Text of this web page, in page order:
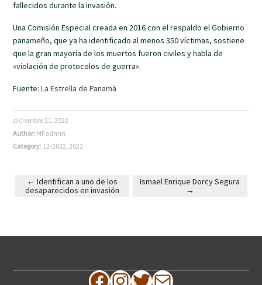
fallecidos durante la invasión.
Una Comisión Especial creada en 2016 con el respaldo el Gobierno
panameño, que ya ha identificado al menos 350 víctimas, sostiene
que la gran mayoría de los muertos fueron civiles y habla de
«violación de protocolos de guerra».
Fuente:La Estrella de Panamá
diciembre 21, 2022
Author: MFadmin
Category: 12-2022 ,2022
Post navigation
← Identifican a uno de los
desaparecidos en invasión
Ismael Enrique Dorcy Segura
→
Facebook
Instagram
Twitter
Correo electrónico